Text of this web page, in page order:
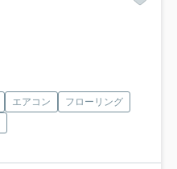
エアコン
フローリング